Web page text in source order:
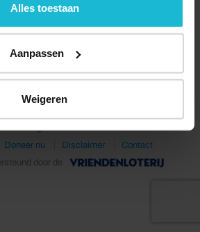
beheren of weigeren.
Alles toestaan
Aanpassen
Weigeren
Stichting Forten Nederland
Doneer nu Disclaimer
Contact
door de